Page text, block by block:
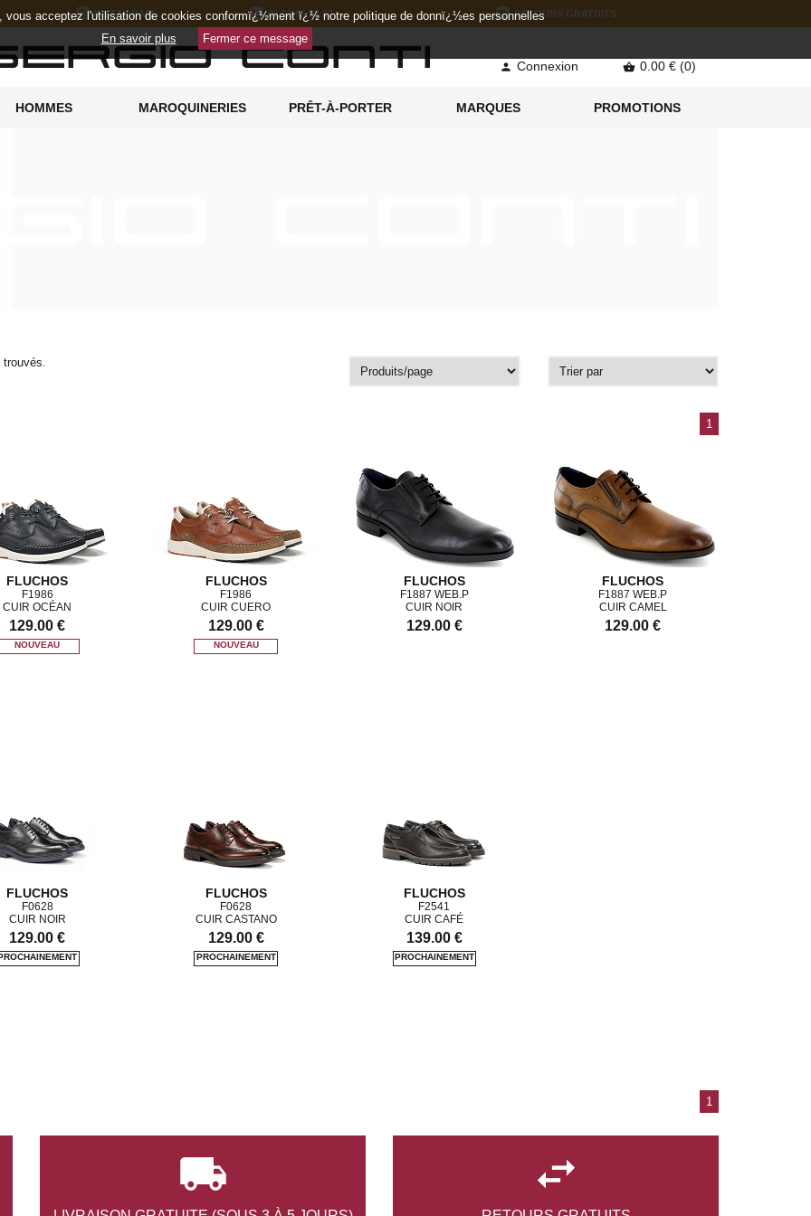
INSTAGRAM 07 52 05 36 97 RETOURS GRATUITS
 Connexion  0.00 € (0)
HOMMES MAROQUINERIES PRÊT-À-PORTER MARQUES PROMOTIONS
1
FLUCHOS
F1986
CUIR OCÉAN
129.00 €
FLUCHOS
F1986
CUIR CUERO
129.00 €
FLUCHOS
F1887 WEB.P
CUIR NOIR
129.00 €
FLUCHOS
F1887 WEB.P
CUIR CAMEL
129.00 €
FLUCHOS
F0628
CUIR NOIR
129.00 €
FLUCHOS
F0628
CUIR CASTANO
129.00 €
FLUCHOS
F2541
CUIR CAFÉ
139.00 €
1
 
vous acceptez l'utilisation de cookies conformï¿½ment ï¿½ notre politique de donnï¿½es personnelles
En savoir plus
Fermer ce message